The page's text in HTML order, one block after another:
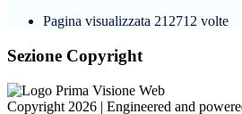
Pagina visualizzata 212712 volte
Sezione Copyright
Copyright 2026 | Engineered and